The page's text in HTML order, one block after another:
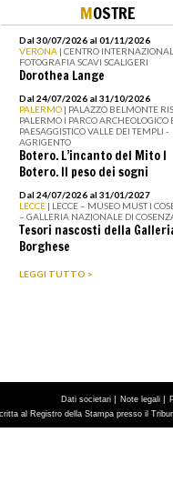
MOSTRE
Dal 30/07/2026 al 01/11/2026
VERONA | CENTRO
FOTOGRAFIA SCAVI SCALIGERI
Dorothea Lange
Dal 24/07/2026 al 31/10/2026
PALERMO | PALAZZO BELMONTE
PALERMO I PARCO ARCHEOLOGICO
PAESAGGISTICO VALLE DEI TEMPLI -
AGRIGENTO
Botero. L’incanto del Mito I
Botero. Il peso dei sogni
Dal 24/07/2026 al 31/01/2027
LECCE | LECCE – MUSEO MUST I
– GALLERIA NAZIONALE DI
Tesori nascosti della
Borghese
LEGGI TUTTO >
Dati societari | Note legali |
al Registro della Stampa presso il